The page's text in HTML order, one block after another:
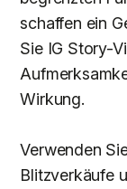
schaffen ein
Sie IG Story-
Wirkung.
Verwenden
Blitzverkäufe